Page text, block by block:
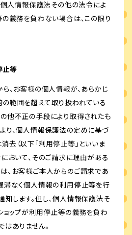
個人情報保護法その他の法令によ
の義務を負わない場合は、この限り
止等
ら、お客様の個人情報が、あらかじ
範囲を超えて取り扱われている
他不正の手段により取得されたも
り、個人情報保護法の定めに基づ
去（以下「利用停止等」といいま
において、そのご請求に理由がある
、お客様ご本人からのご請求であ
滞なく個人情報の利用停止等を行
知します。但し、個人情報保護法そ
ョップが利用停止等の義務を負わ
はありません。